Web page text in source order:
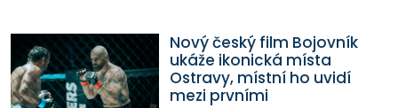
Nový český film Bojovník
ukáže ikonická místa
Ostravy, místní ho uvidí
mezi prvními